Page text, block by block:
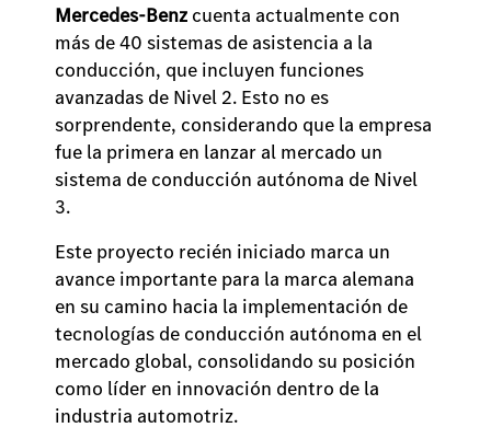
Mercedes-Benz cuenta actualmente con
más de 40 sistemas de asistencia a la
conducción, que incluyen funciones
avanzadas de Nivel 2. Esto no es
sorprendente, considerando que la empresa
fue la primera en lanzar al mercado un
sistema de conducción autónoma de Nivel
3.
Este proyecto recién iniciado marca un
avance importante para la marca alemana
en su camino hacia la implementación de
tecnologías de conducción autónoma en el
mercado global, consolidando su posición
como líder en innovación dentro de la
industria automotriz.